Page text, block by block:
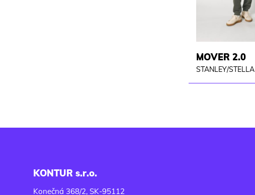
MOVER 2.0
STANLEY/STELLA
KONTUR s.r.o.
Konečná 368/2, SK-95112